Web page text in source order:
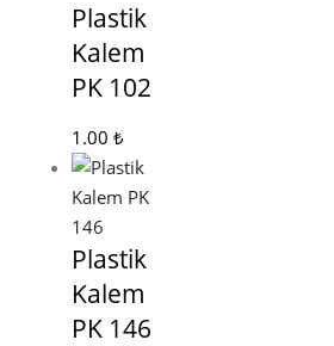
Plastik
Kalem
PK 102
1.00 ₺
Plastik
Kalem
PK 146